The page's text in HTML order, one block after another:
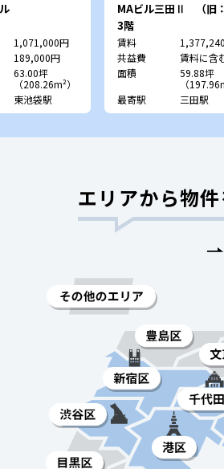
1,071,000円
189,000円
63.00坪
（208.26m²）
東池袋駅
MAビル三田Ⅱ （旧
ッ輪三田ビル）
3階
賃料
共益費
賃料に含
面積
59.88坪
（
最寄駅
三田駅
エリアから物